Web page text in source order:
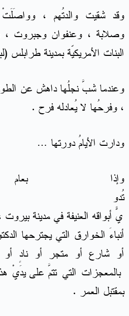
وقد شقيت والدتُهم ، وواصَلَتْ
وصلابة ، وعنفوان وجبروت
البنات الأمريكيّة بمدينة طرابلس
وعندما شبَّ نجلُها داهش عن
، وفرحُها لا يُعادله فرح .
ودارت الأيامُ دورتها …
تُدو
يّ أبواقه العنيفة في مدينة
أنباءَ الخوارق التي يجترحها
أو شارع أو متجر أو نادٍ
بالمعجزات التي تتمّ على يَدَيْ
بمقتبل العمر .